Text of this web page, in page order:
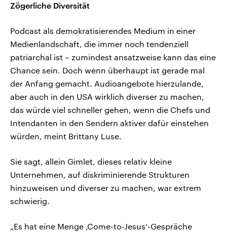
Zögerliche Diversität
Podcast als demokratisierendes Medium in einer
Medienlandschaft, die immer noch tendenziell
patriarchal ist – zumindest ansatzweise kann das eine
Chance sein. Doch wenn überhaupt ist gerade mal
der Anfang gemacht. Audioangebote hierzulande,
aber auch in den USA wirklich diverser zu machen,
das würde viel schneller gehen, wenn die Chefs und
Intendanten in den Sendern aktiver dafür einstehen
würden, meint Brittany Luse.
Sie sagt, allein Gimlet, dieses relativ kleine
Unternehmen, auf diskriminierende Strukturen
hinzuweisen und diverser zu machen, war extrem
schwierig.
„Es hat eine Menge ‚Come-to-Jesus‘-Gespräche